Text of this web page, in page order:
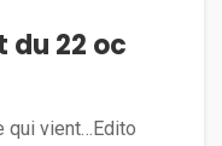
du 22 oc
qui vient…Edito